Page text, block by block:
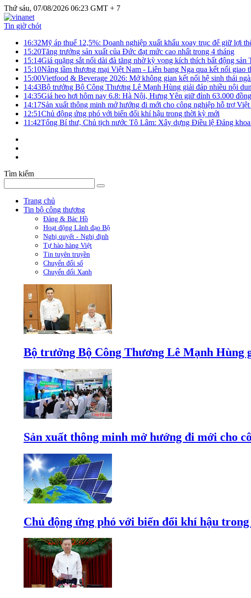
Thứ sáu, 07/08/2026 06:23 GMT + 7
Tin giờ chót
16:32Mỹ áp thuế 12,5%: Doanh nghiệp xuất khẩu xoay trục để giữ lợi
15:20Tăng trưởng sản xuất của Đức đạt mức cao nhất trong 4 tháng
15:14Giá quặng sắt nối dài đà tăng nhờ kỳ vọng kích thích bất động sản
15:10Nâng tầm thương mại Việt Nam - Liên bang Nga qua kết nối giao
15:00Vietfood & Beverage 2026: Mở không gian kết nối hệ sinh thái
14:43Bộ trưởng Bộ Công Thương Lê Mạnh Hùng giải đáp nhiều nội
14:35Giá heo hơi hôm nay 6.8: Hà Nội, Hưng Yên giữ đỉnh 63.000
14:17Sản xuất thông minh mở hướng đi mới cho công nghiệp hỗ trợ
12:51Chủ động ứng phó với biến đổi khí hậu trong thời kỳ mới
11:42Tổng Bí thư, Chủ tịch nước Tô Lâm: Xây dựng Điều lệ Đảng khoa
Tìm kiếm
Trang chủ
Tin bộ công thương
Đảng & Bác Hồ
Hoạt động Lãnh đạo Bộ
Nghị quyết - Nghị định
Tự hào hàng Việt
Tin tuyên truyền
Chuyển đổi số
Chuyển đổi Xanh
Bộ trưởng Bộ Công Thương Lê Mạnh Hùng
Sản xuất thông minh mở hướng đi mới cho
Chủ động ứng phó với biến đổi khí hậu